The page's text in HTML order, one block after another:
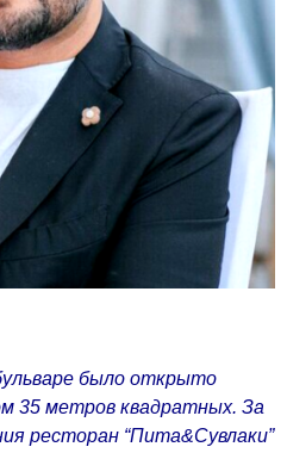
было открыто
35 метров квадратных. За
ресторан “Пита&Сувлаки”